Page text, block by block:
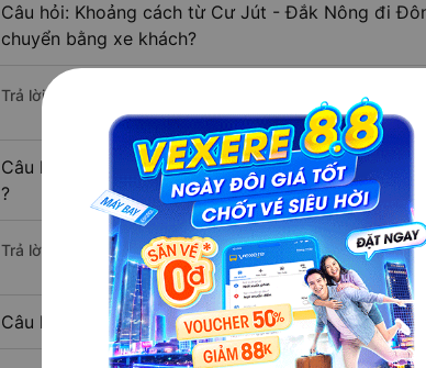
Câu hỏi: Khoảng cách từ Cư Jút - Đắk Nông đi
chuyển bằng xe khách?
Trả lời: Đoạn đường đi Đông Hà - Quảng Trị từ Cư Jút -
Câu hỏi: Mỗi ngày có bao nhiêu chuyến xe
?
Trả lời: Trung bình mỗi ngày có khoảng 3 chuyến xe bắt
Câu hỏi: Nhà xe đi Cư Jút - Đắk Nông Đông Hà -